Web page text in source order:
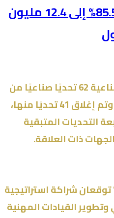
أرباح “بلدي” ترتفع 85.5% إلى 12.4 مليون
رصدت #اللجنةالوطنيةالصناعية 62 تحديًا صناعيًا من
مختلف مناطق المملكة، وتم إغلاق 41 تحديًا منها،
التحديات المتبقية
ذات العلاقة.
توقعان شراكة استراتيجية
القيادات المهنية